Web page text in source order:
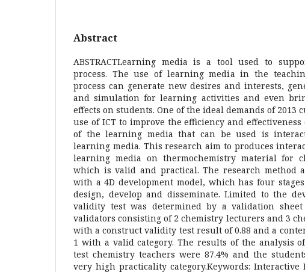
Abstract
ABSTRACTLearning media is a tool used to
process. The use of learning media in the
process can generate new desires and interests,
and simulation for learning activities and even
effects on students. One of the ideal demands of 2013
use of ICT to improve the efficiency and
of the learning media that can be used is
learning media. This research aim to produces
learning media on thermochemistry material for
which is valid and practical. The research method
with a 4D development model, which has four
design, develop and disseminate. Limited to the
validity test was determined by a validation
validators consisting of 2 chemistry lecturers and 3
with a construct validity test result of 0.88 and a
1 with a valid category. The results of the analysis
test chemistry teachers were 87.4% and the
very high practicality category.Keywords: Interactive